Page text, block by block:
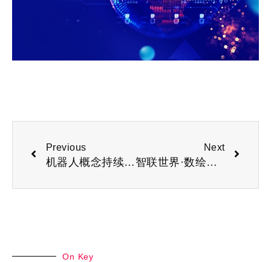
Previous
机器人概念持续爆发，机器人企业注册量创新高“北京机器人展”
Next
智联世界·数绘未来“2026深圳国际人工智能与机器人展览会”
On Key